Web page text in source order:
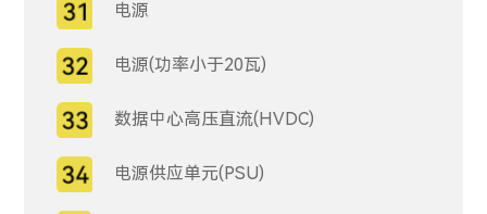
电源
电源(功率小于20瓦)
数据中心高压直流(HVDC)
电源供应单元(PSU)